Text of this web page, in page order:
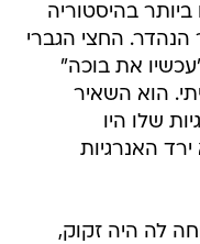
בהיסטוריה
הנהדר. החצי הגברי
את בוכה"
הוא השאיר
שלו היו
האנרגיות
לה היה זקוק,